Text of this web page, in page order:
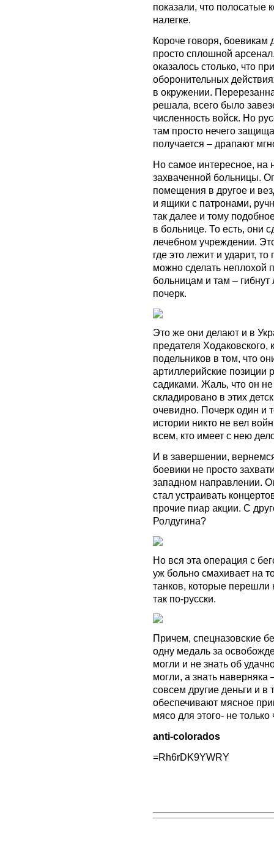
показали, что полосатые
налегке.
Короче говоря, боевикам
просто сплошной
оказалось столько, что
оборонительных
в окружении.
решала, всего было
численность войск. Но
там просто нечего
получается – драпают
Но самое интересное, на
захваченной больницы.
помещения в другое и
и ящики с патронами,
так далее и тому
в больнице. То есть, они
лечебном учреждении.
где это лежит и ударит,
можно сделать неплохой
больницам и там –
почерк.
Это же они делают и в
предателя
подельников в том, что
артиллерийские
садиками. Жаль, что он
складировано в этих
очевидно. Почерк один и
истории никто не вел
всем, кто имеет с нею
И в завершении,
боевики не просто
западном направлении.
стал устраивать
прочие пиар акции. С
Ролдугина?
Но вся эта операция с
уж больно смахивает на
танков, которые перешли
так по-русски.
Причем, спецназовские
одну медаль за
могли и не знать об
могли, а знать
совсем другие деньги и в
обеспечивают мясное
мясо для этого- не
anti-colorados
=Rh6rDK9YWRY